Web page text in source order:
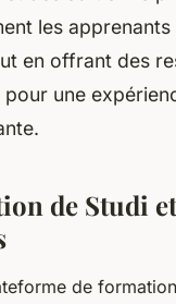
les apprenants
en offrant des
pour une
de Studi
de